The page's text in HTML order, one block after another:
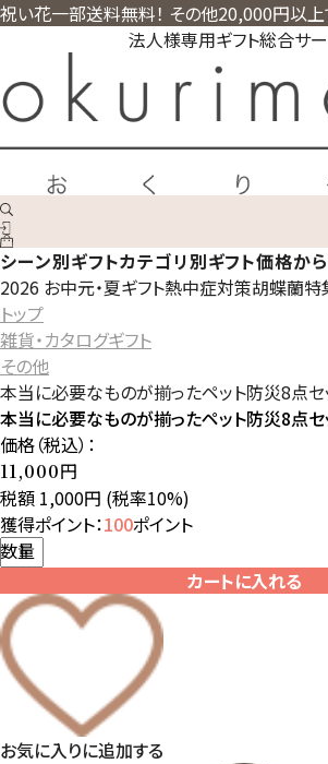
祝い花一部送料無料！ その他20,000円以上
法人様専用ギフト総合サ
シーン別ギフトカテゴリ別ギフト価格か
2026 お中元・夏ギフト熱中症対策胡蝶蘭特
トップ
雑貨・カタログギフト
その他
本当に必要なものが揃ったペット防災8点セ
本当に必要なものが揃ったペット防災8点セ
価格（税込）：
11,000円
税額 1,000円 (税率10%)
獲得ポイント：100ポイント
数量
カートに入れる
お気に入りに追加する